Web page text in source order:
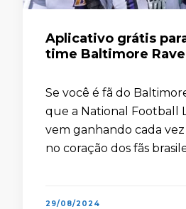
Aplicativo grátis
time Baltimore
Se você é fã do
que a National Football
vem ganhando cada vez
no coração dos fãs
29/08/2024